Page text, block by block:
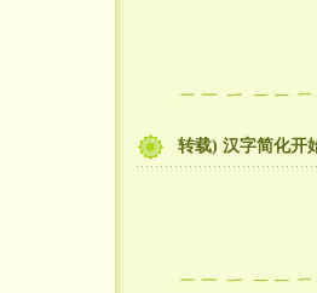
转载) 汉字简化开